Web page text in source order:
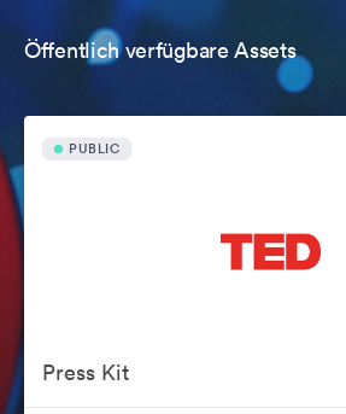
Öffentlich verfügbare Assets
PUBLIC
Press Kit